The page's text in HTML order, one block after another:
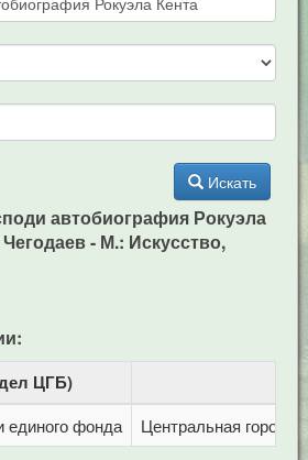
Искать
автобиография Рокуэла
- М.: Искусство,
ЦГБ)
единого фонда Центральная